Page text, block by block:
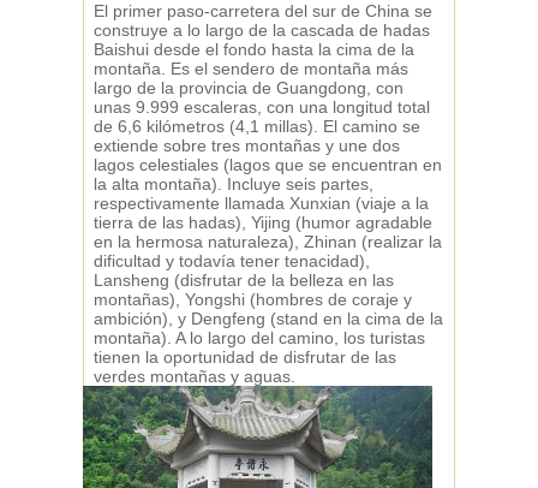
El primer paso-carretera del sur de China se
construye a lo largo de la cascada de hadas
Baishui desde el fondo hasta la cima de la
montaña. Es el sendero de montaña más
largo de la provincia de Guangdong, con
unas 9.999 escaleras, con una longitud total
de 6,6 kilómetros (4,1 millas). El camino se
extiende sobre tres montañas y une dos
lagos celestiales (lagos que se encuentran en
la alta montaña). Incluye seis partes,
respectivamente llamada Xunxian (viaje a la
tierra de las hadas), Yijing (humor agradable
en la hermosa naturaleza), Zhinan (realizar la
dificultad y todavía tener tenacidad),
Lansheng (disfrutar de la belleza en las
montañas), Yongshi (hombres de coraje y
ambición), y Dengfeng (stand en la cima de la
montaña). A lo largo del camino, los turistas
tienen la oportunidad de disfrutar de las
verdes montañas y aguas.